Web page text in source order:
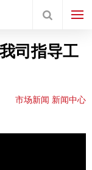
司指导工
市场新闻 新闻中心